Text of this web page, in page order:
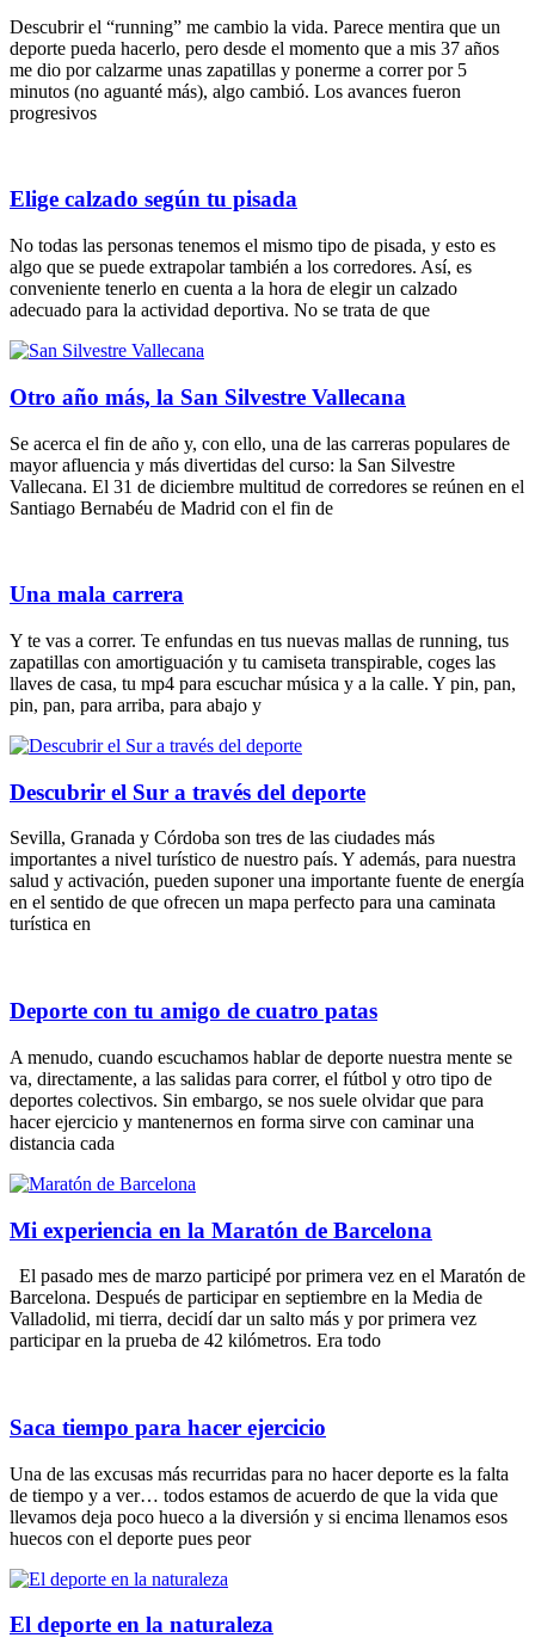
Descubrir el “running” me cambio la vida. Parece mentira que un
deporte pueda hacerlo, pero desde el momento que a mis 37 años
me dio por calzarme unas zapatillas y ponerme a correr por 5
minutos (no aguanté más), algo cambió. Los avances fueron
progresivos
Elige calzado según tu pisada
No todas las personas tenemos el mismo tipo de pisada, y esto es
algo que se puede extrapolar también a los corredores. Así, es
conveniente tenerlo en cuenta a la hora de elegir un calzado
adecuado para la actividad deportiva. No se trata de que
Otro año más, la San Silvestre Vallecana
Se acerca el fin de año y, con ello, una de las carreras populares de
mayor afluencia y más divertidas del curso: la San Silvestre
Vallecana. El 31 de diciembre multitud de corredores se reúnen en el
Santiago Bernabéu de Madrid con el fin de
Una mala carrera
Y te vas a correr. Te enfundas en tus nuevas mallas de running, tus
zapatillas con amortiguación y tu camiseta transpirable, coges las
llaves de casa, tu mp4 para escuchar música y a la calle. Y pin, pan,
pin, pan, para arriba, para abajo y
Descubrir el Sur a través del deporte
Sevilla, Granada y Córdoba son tres de las ciudades más
importantes a nivel turístico de nuestro país. Y además, para nuestra
salud y activación, pueden suponer una importante fuente de energía
en el sentido de que ofrecen un mapa perfecto para una caminata
turística en
Deporte con tu amigo de cuatro patas
A menudo, cuando escuchamos hablar de deporte nuestra mente se
va, directamente, a las salidas para correr, el fútbol y otro tipo de
deportes colectivos. Sin embargo, se nos suele olvidar que para
hacer ejercicio y mantenernos en forma sirve con caminar una
distancia cada
Mi experiencia en la Maratón de Barcelona
El pasado mes de marzo participé por primera vez en el Maratón de
Barcelona. Después de participar en septiembre en la Media de
Valladolid, mi tierra, decidí dar un salto más y por primera vez
participar en la prueba de 42 kilómetros. Era todo
Saca tiempo para hacer ejercicio
Una de las excusas más recurridas para no hacer deporte es la falta
de tiempo y a ver… todos estamos de acuerdo de que la vida que
llevamos deja poco hueco a la diversión y si encima llenamos esos
huecos con el deporte pues peor
El deporte en la naturaleza